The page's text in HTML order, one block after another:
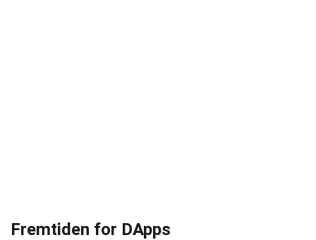
Fremtiden for DApps